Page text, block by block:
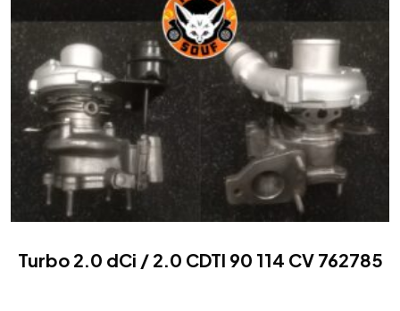
Turbo 2.0 dCi / 2.0 CDTI 90 114 CV 762785